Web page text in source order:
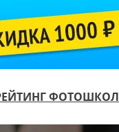
ФОТОШКОЛ